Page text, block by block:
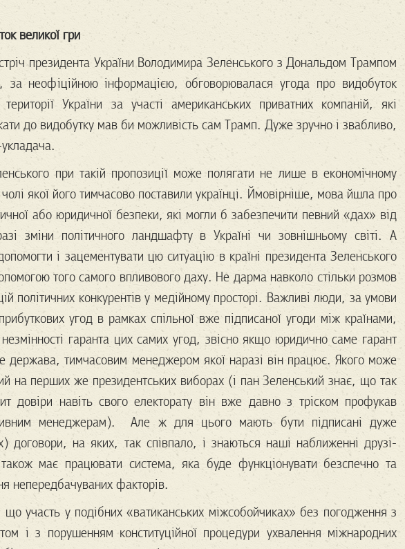
великої гри
президента України Володимира Зеленського з Дональдом Трампом
неофіційною інформацією, обговорювалася угода про видобуток
України за участі американських приватних компаній, які
до видобутку мав би можливість сам Трамп. Дуже зручно і звабливо,
при такій пропозиції може полягати не лише в економічному
чолі якої його тимчасово поставили українці. Ймовірніше, мова йшла про
або юридичної безпеки, які могли б забезпечити певний «дах» від
зміни політичного ландшафту в Україні чи зовнішньому світі. А
і зацементувати цю ситуацію в країні президента Зеленського
того самого впливового даху. Не дарма навколо стільки розмов
політичних конкурентів у медійному просторі. Важливі люди, за умови
угод в рамках спільної вже підписаної угоди між країнами,
гаранта цих самих угод, звісно якщо юридично саме гарант
держава, тимчасовим менеджером якої наразі він працює. Якого може
на перших же президентських виборах (і пан Зеленський знає, що так
довіри навіть свого електорату він вже давно з тріском профукав
менеджерам). Але ж для цього мають бути підписані дуже
договори, на яких, так співпало, і знаються наші наближенні друзі-
має працювати система, яка буде функціонувати безспечно та
непередбачуваних факторів.
участь у подібних «ватиканських міжсобойчиках» без погодження з
і з порушенням конституційної процедури ухвалення міжнародних